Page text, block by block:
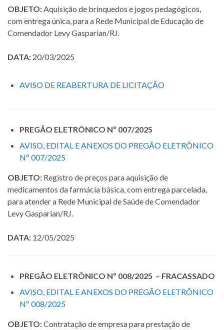
OBJETO: Aquisição de brinquedos e jogos pedagógicos,
com entrega única, para a Rede Municipal de Educação de
Comendador Levy Gasparian/RJ.
DATA: 20/03/2025
AVISO DE REABERTURA DE LICITAÇÃO
PREGÃO ELETRÔNICO Nº 007/2025
AVISO, EDITAL E ANEXOS DO PREGÃO ELETRÔNICO
Nº 007/2025
OBJETO: Registro de preços para aquisição de
medicamentos da farmácia básica, com entrega parcelada,
para atender a Rede Municipal de Saúde de Comendador
Levy Gasparian/RJ.
DATA: 12/05/2025
PREGÃO ELETRÔNICO Nº 008/2025 – FRACASSADO
AVISO, EDITAL E ANEXOS DO PREGÃO ELETRÔNICO
Nº 008/2025
OBJETO:Contratação de empresa para prestação de